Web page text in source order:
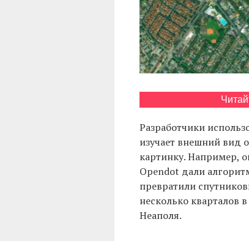
Разработчики
изучает внешний вид
картинку. Например,
Opendot дали
превратили
несколько кварталов
Неаполя.